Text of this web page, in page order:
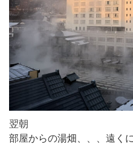
翌朝
部屋からの湯畑、、、遠く